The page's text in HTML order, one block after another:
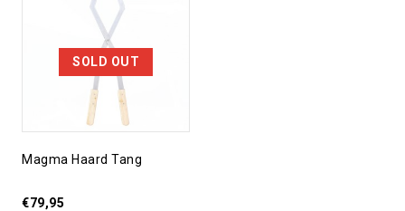
SOLD OUT
Magma Haard Tang
€79,95